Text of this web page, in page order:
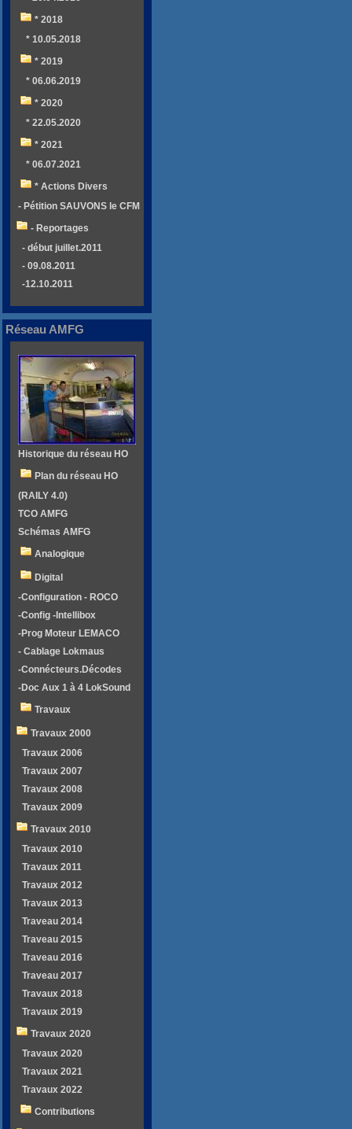
* 2018
* 10.05.2018
* 2019
* 06.06.2019
* 2020
* 22.05.2020
* 2021
* 06.07.2021
* Actions Divers
- Pétition SAUVONS le CFM
- Reportages
- début juillet.2011
- 09.08.2011
-12.10.2011
Réseau AMFG
Historique du réseau HO
Plan du réseau HO
(RAILY 4.0)
TCO AMFG
Schémas AMFG
Analogique
Digital
-Configuration - ROCO
-Config -Intellibox
-Prog Moteur LEMACO
- Cablage Lokmaus
-Connécteurs.Décodes
-Doc Aux 1 à 4 LokSound
Travaux
Travaux 2000
Travaux 2006
Travaux 2007
Travaux 2008
Travaux 2009
Travaux 2010
Travaux 2010
Travaux 2011
Travaux 2012
Travaux 2013
Traveau 2014
Traveau 2015
Traveau 2016
Traveau 2017
Travaux 2018
Travaux 2019
Travaux 2020
Travaux 2020
Travaux 2021
Travaux 2022
Contributions